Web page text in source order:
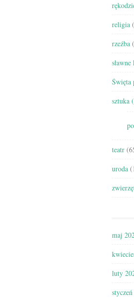
religia
rzeźba
Święta
sztuka
teatr
uroda
maj
luty